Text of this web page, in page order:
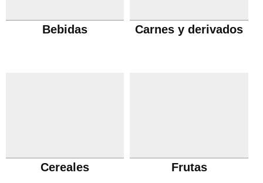
Bebidas Carnes y derivados
Cereales Frutas